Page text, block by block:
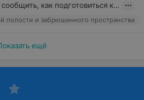
как подготовиться к...
полости и забрюшинного пространства
ещё